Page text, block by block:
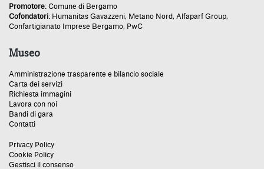
Promotore: Comune di Bergamo
Cofondatori: Humanitas Gavazzeni, Metano Nord, Alfaparf Group,
Confartigianato Imprese Bergamo, PwC
Museo
Amministrazione trasparente e bilancio sociale
Carta dei servizi
Richiesta immagini
Lavora con noi
Bandi di gara
Contatti
Privacy Policy
Cookie Policy
Gestisci il consenso